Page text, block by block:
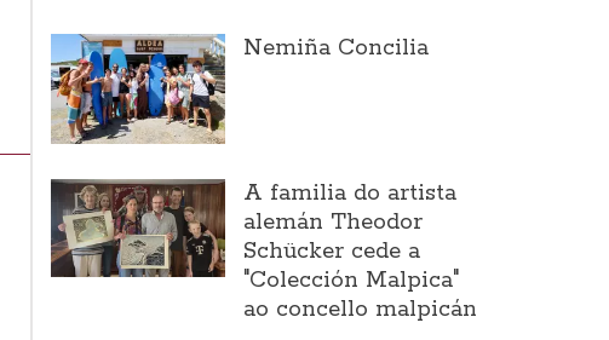
Nemiña Concilia
A familia do artista
alemán Theodor
Schücker cede a
"Colección Malpica"
ao concello malpicán